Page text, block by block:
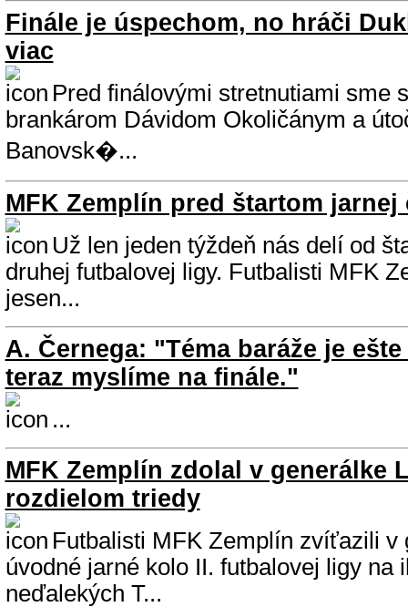
Finále je úspechom, no hráči
viac
Pred finálovými stretnutiami sme
brankárom Dávidom Okoličánym a
Banovsk�...
MFK Zemplín pred štartom jarnej
Už len jeden týždeň nás delí od
druhej futbalovej ligy. Futbalisti MFK
jesen...
A. Černega: "Téma baráže je
teraz myslíme na finále."
...
MFK Zemplín zdolal v generálke
rozdielom triedy
Futbalisti MFK Zemplín zvíťazili v
úvodné jarné kolo II. futbalovej ligy na
neďalekých T...